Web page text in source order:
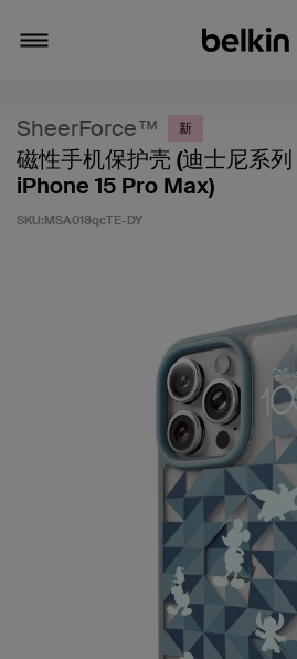
SheerForce™ 新
磁性手机保护壳 (迪士尼系
iPhone 15 Pro Max)
SKU:MSA018qcTE-DY